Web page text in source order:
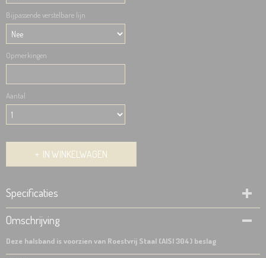
Bijpassende verstelbare lijn
Opmerkingen
Aantal
IN WINKELWAGEN
Specificaties
Productcode
671-822
Omschrijving
Deze halsband is voorzien van Roestvrij Staal (AISI 304) beslag